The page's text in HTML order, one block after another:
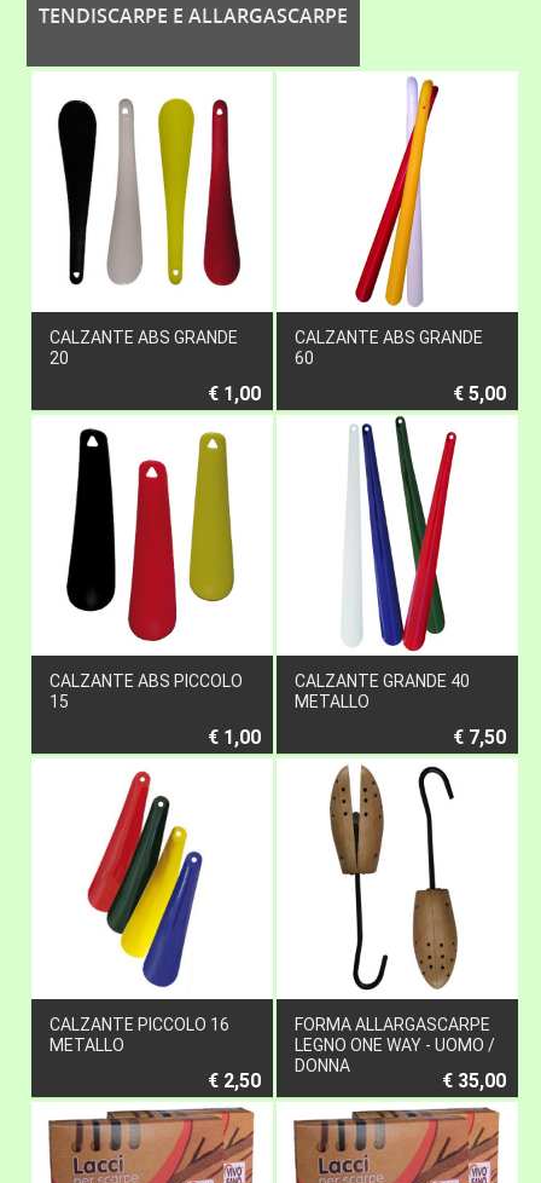
TENDISCARPE E ALLARGASCARPE
CALZANTE ABS GRANDE
20
€ 1,00
CALZANTE ABS GRANDE
60
€ 5,00
CALZANTE ABS PICCOLO
15
€ 1,00
CALZANTE GRANDE 40
METALLO
€ 7,50
CALZANTE PICCOLO 16
METALLO
€ 2,50
FORMA ALLARGASCARPE
LEGNO ONE WAY - UOMO /
DONNA
€ 35,00